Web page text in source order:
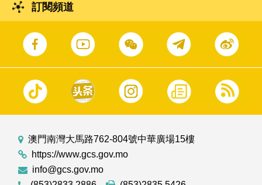
訂閱頻道
澳門南灣大馬路762-804號中華廣場15樓
https://www.gcs.gov.mo
info@gcs.gov.mo